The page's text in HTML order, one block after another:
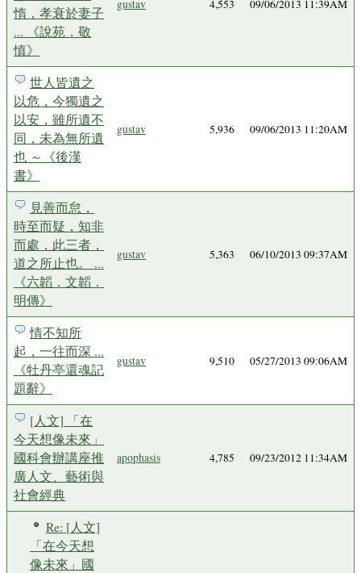
惰，孝衰於妻子
... 《說苑．敬
慎》
gustav 4,553 09/06/2013 11:39AM
世人皆遺之
以危，今獨遺之
以安，雖所遺不
同，未為無所遺
也 ～《後漢
書》
gustav 5,936 09/06/2013 11:20AM
見善而怠，
時至而疑，知非
而處，此三者，
道之所止也。 ...
《六韜．文韜．
明傳》
gustav 5,363 06/10/2013 09:37AM
情不知所
起，一往而深 ...
《牡丹亭還魂記
題辭》
gustav 9,510 05/27/2013 09:06AM
[人文] 「在
今天想像未來」
國科會辦講座推
廣人文、藝術與
社會經典
apophasis 4,785 09/23/2012 11:34AM
Re: [人文]
「在今天想
像未來」國